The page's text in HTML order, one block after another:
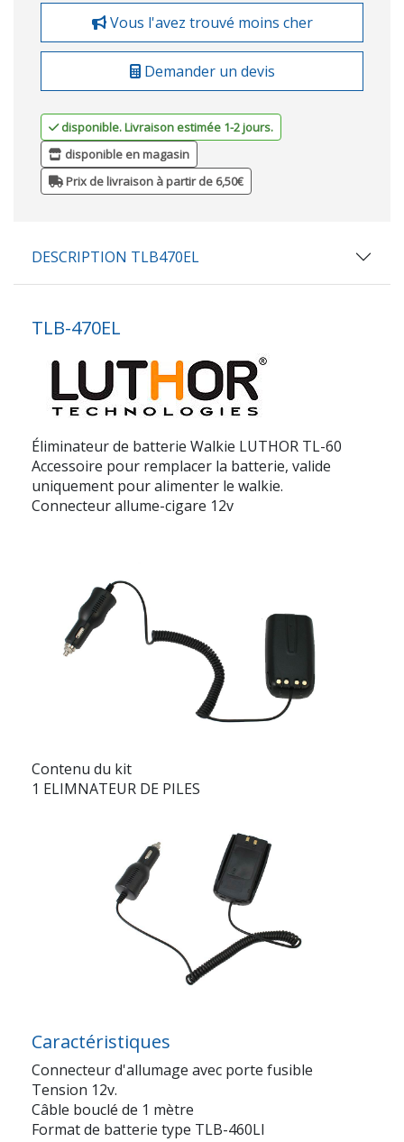
Vous l'avez trouvé moins cher
Demander un devis
disponible. Livraison estimée 1-2 jours.
disponible en magasin
Prix de livraison à partir de 6,50€
DESCRIPTION TLB470EL
TLB-470EL
Éliminateur de batterie Walkie LUTHOR TL-60
Accessoire pour remplacer la batterie, valide
uniquement pour alimenter le walkie.
Connecteur allume-cigare 12v
Contenu du kit
1 ELIMNATEUR DE PILES
Caractéristiques
Connecteur d'allumage avec porte fusible
Tension 12v.
Câble bouclé de 1 mètre
Format de batterie type TLB-460LI